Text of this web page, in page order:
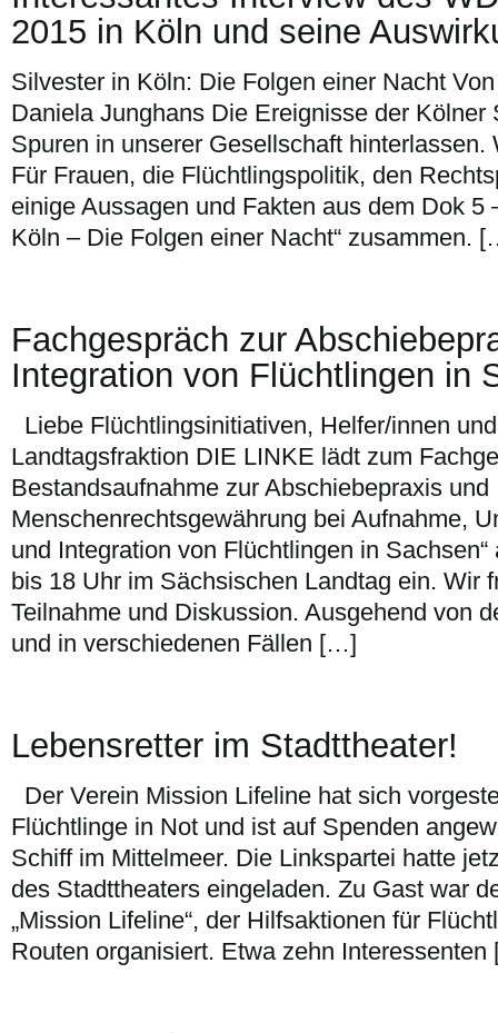
2015 in Köln und seine
Silvester in Köln: Die Folgen einer Nacht
Daniela Junghans Die Ereignisse der Kölner
Spuren in unserer Gesellschaft hinterlassen.
Für Frauen, die Flüchtlingspolitik, den
einige Aussagen und Fakten aus dem Dok 5
Köln – Die Folgen einer Nacht“ zusammen.
Fachgespräch zur
Integration von Flüchtlingen in
Liebe Flüchtlingsinitiativen, Helfer/innen
Landtagsfraktion DIE LINKE lädt zum
Bestandsaufnahme zur Abschiebepraxis und
Menschenrechtsgewährung bei Aufnahme,
und Integration von Flüchtlingen in
bis 18 Uhr im Sächsischen Landtag ein. Wir
Teilnahme und Diskussion. Ausgehend von
und in verschiedenen Fällen […]
Lebensretter im Stadttheater!
Der Verein Mission Lifeline hat sich
Flüchtlinge in Not und ist auf Spenden
Schiff im Mittelmeer. Die Linkspartei hatte
des Stadttheaters eingeladen. Zu Gast war
„Mission Lifeline“, der Hilfsaktionen für
Routen organisiert. Etwa zehn